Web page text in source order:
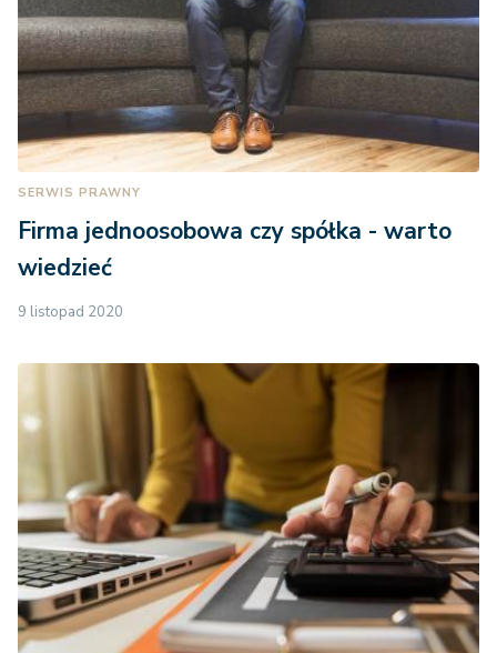
SERWIS PRAWNY
Firma jednoosobowa czy spółka - warto
wiedzieć
9 listopad 2020